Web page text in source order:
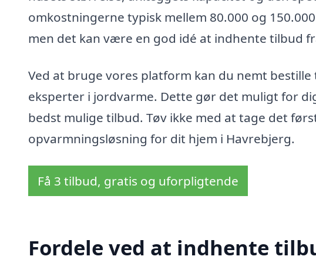
omkostningerne typisk mellem 80.000 og
men det kan være en god idé at indhente tilbud
Ved at bruge vores platform kan du nemt
eksperter i jordvarme. Dette gør det muligt for
bedst mulige tilbud. Tøv ikke med at tage det
opvarmningsløsning for dit hjem i Havrebjerg.
Få 3 tilbud, gratis og uforpligtende
Fordele ved at indhente